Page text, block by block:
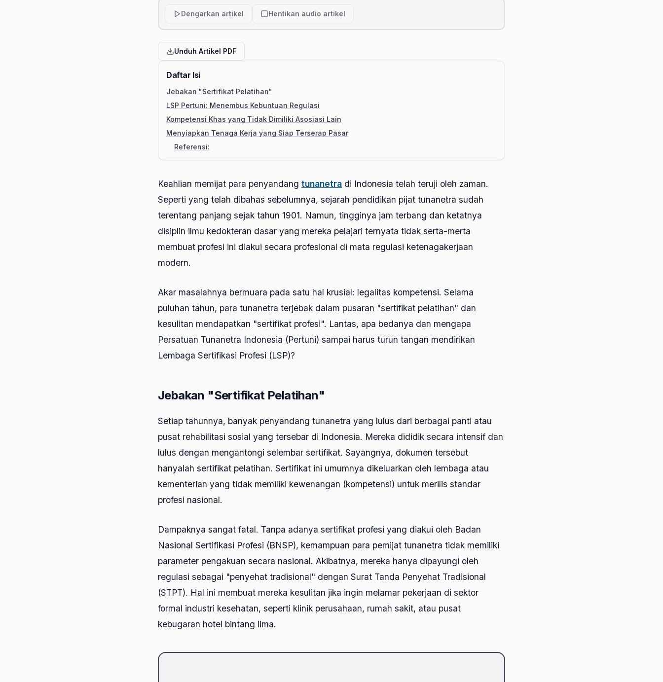
Dengarkan artikel Hentikan audio artikel
Unduh Artikel PDF
Daftar Isi
Jebakan "Sertifikat Pelatihan"
LSP Pertuni: Menembus Kebuntuan Regulasi
Kompetensi Khas yang Tidak Dimiliki Asosiasi Lain
Menyiapkan Tenaga Kerja yang Siap Terserap Pasar
Referensi:
Keahlian memijat para penyandang tunanetra di Indonesia telah teruji oleh zaman.
Seperti yang telah dibahas sebelumnya, sejarah pendidikan pijat tunanetra sudah
terentang panjang sejak tahun 1901. Namun, tingginya jam terbang dan ketatnya
disiplin ilmu kedokteran dasar yang mereka pelajari ternyata tidak serta-merta
membuat profesi ini diakui secara profesional di mata regulasi ketenagakerjaan
modern.
Akar masalahnya bermuara pada satu hal krusial: legalitas kompetensi. Selama
puluhan tahun, para tunanetra terjebak dalam pusaran "sertifikat pelatihan" dan
kesulitan mendapatkan "sertifikat profesi". Lantas, apa bedanya dan mengapa
Persatuan Tunanetra Indonesia (Pertuni) sampai harus turun tangan mendirikan
Lembaga Sertifikasi Profesi (LSP)?
Jebakan "Sertifikat Pelatihan"
Setiap tahunnya, banyak penyandang tunanetra yang lulus dari berbagai panti atau
pusat rehabilitasi sosial yang tersebar di Indonesia. Mereka dididik secara intensif dan
lulus dengan mengantongi selembar sertifikat. Sayangnya, dokumen tersebut
hanyalah sertifikat pelatihan. Sertifikat ini umumnya dikeluarkan oleh lembaga atau
kementerian yang tidak memiliki kewenangan (kompetensi) untuk merilis standar
profesi nasional.
Dampaknya sangat fatal. Tanpa adanya sertifikat profesi yang diakui oleh Badan
Nasional Sertifikasi Profesi (BNSP), kemampuan para pemijat tunanetra tidak memiliki
parameter pengakuan secara nasional. Akibatnya, mereka hanya dipayungi oleh
regulasi sebagai "penyehat tradisional" dengan Surat Tanda Penyehat Tradisional
(STPT). Hal ini membuat mereka kesulitan jika ingin melamar pekerjaan di sektor
formal industri kesehatan, seperti klinik perusahaan, rumah sakit, atau pusat
kebugaran hotel bintang lima.